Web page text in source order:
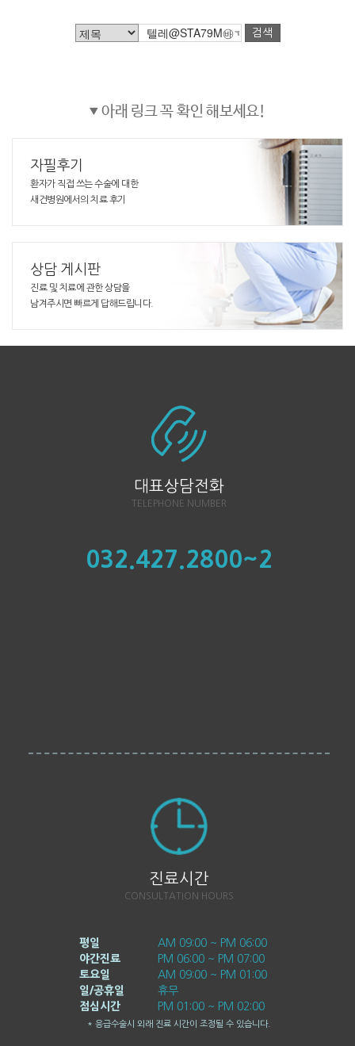
검색
▼ 아래 링크 꼭 확인 해보세요!
자필후기
환자가 직접 쓰는 수술에 대한
새건병원에서의 치료 후기
상담 게시판
진료 및 치료에 관한 상담을
남겨주시면 빠르게 답해드립니다.
대표상담전화
TELEPHONE NUMBER
032.427.2800~2
진료시간
CONSULTATION HOURS
평일
AM 09:00 ~ PM 06:00
야간진료
PM 06:00 ~ PM 07:00
토요일
AM 09:00 ~ PM 01:00
일/공휴일
휴무
점심시간
PM 01:00 ~ PM 02:00
* 응급수술시 외래 진료 시간이 조정될 수 있습니다.